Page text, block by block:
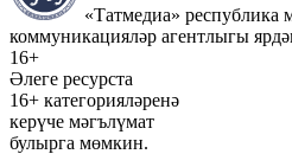
«Татмедиа» республика
коммуникацияләр агентлыгы
16+
Әлеге ресурста
16+ категорияләренә
керүче мәгълүмат
булырга мөмкин.